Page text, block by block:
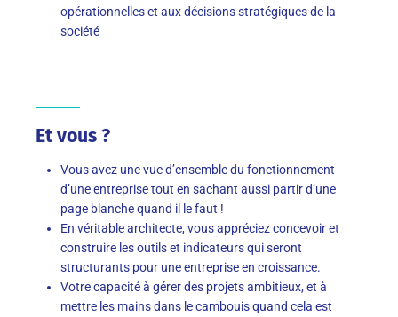
opérationnelles et aux décisions stratégiques de la
société
Et vous ?
Vous avez une vue d’ensemble du fonctionnement
d’une entreprise tout en sachant aussi partir d’une
page blanche quand il le faut !
En véritable architecte, vous appréciez concevoir et
construire les outils et indicateurs qui seront
structurants pour une entreprise en croissance.
Votre capacité à gérer des projets ambitieux, et à
mettre les mains dans le cambouis quand cela est